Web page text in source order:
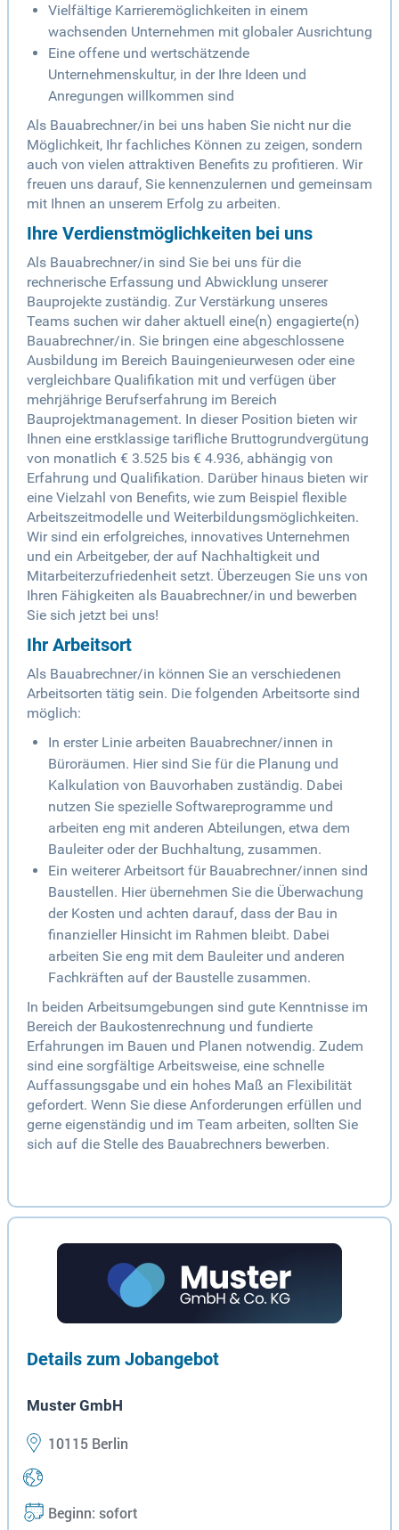
Vielfältige Karrieremöglichkeiten in einem
wachsenden Unternehmen mit globaler Ausrichtung
Eine offene und wertschätzende
Unternehmenskultur, in der Ihre Ideen und
Anregungen willkommen sind
Als Bauabrechner/in bei uns haben Sie nicht nur die
Möglichkeit, Ihr fachliches Können zu zeigen, sondern
auch von vielen attraktiven Benefits zu profitieren. Wir
freuen uns darauf, Sie kennenzulernen und gemeinsam
mit Ihnen an unserem Erfolg zu arbeiten.
Ihre Verdienstmöglichkeiten bei uns
Als Bauabrechner/in sind Sie bei uns für die
rechnerische Erfassung und Abwicklung unserer
Bauprojekte zuständig. Zur Verstärkung unseres
Teams suchen wir daher aktuell eine(n) engagierte(n)
Bauabrechner/in. Sie bringen eine abgeschlossene
Ausbildung im Bereich Bauingenieurwesen oder eine
vergleichbare Qualifikation mit und verfügen über
mehrjährige Berufserfahrung im Bereich
Bauprojektmanagement. In dieser Position bieten wir
Ihnen eine erstklassige tarifliche Bruttogrundvergütung
von monatlich € 3.525 bis € 4.936, abhängig von
Erfahrung und Qualifikation. Darüber hinaus bieten wir
eine Vielzahl von Benefits, wie zum Beispiel flexible
Arbeitszeitmodelle und Weiterbildungsmöglichkeiten.
Wir sind ein erfolgreiches, innovatives Unternehmen
und ein Arbeitgeber, der auf Nachhaltigkeit und
Mitarbeiterzufriedenheit setzt. Überzeugen Sie uns von
Ihren Fähigkeiten als Bauabrechner/in und bewerben
Sie sich jetzt bei uns!
Ihr Arbeitsort
Als Bauabrechner/in können Sie an verschiedenen
Arbeitsorten tätig sein. Die folgenden Arbeitsorte sind
möglich:
In erster Linie arbeiten Bauabrechner/innen in
Büroräumen. Hier sind Sie für die Planung und
Kalkulation von Bauvorhaben zuständig. Dabei
nutzen Sie spezielle Softwareprogramme und
arbeiten eng mit anderen Abteilungen, etwa dem
Bauleiter oder der Buchhaltung, zusammen.
Ein weiterer Arbeitsort für Bauabrechner/innen sind
Baustellen. Hier übernehmen Sie die Überwachung
der Kosten und achten darauf, dass der Bau in
finanzieller Hinsicht im Rahmen bleibt. Dabei
arbeiten Sie eng mit dem Bauleiter und anderen
Fachkräften auf der Baustelle zusammen.
In beiden Arbeitsumgebungen sind gute Kenntnisse im
Bereich der Baukostenrechnung und fundierte
Erfahrungen im Bauen und Planen notwendig. Zudem
sind eine sorgfältige Arbeitsweise, eine schnelle
Auffassungsgabe und ein hohes Maß an Flexibilität
gefordert. Wenn Sie diese Anforderungen erfüllen und
gerne eigenständig und im Team arbeiten, sollten Sie
sich auf die Stelle des Bauabrechners bewerben.
Details zum Jobangebot
Muster GmbH
10115 Berlin
Beginn: sofort